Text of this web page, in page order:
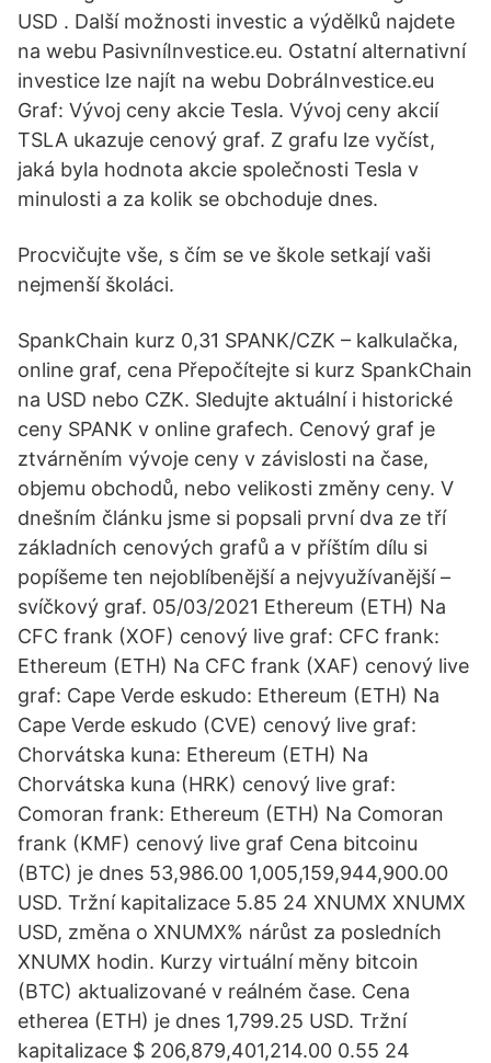
USD . Další možnosti investic a výdělků najdete
na webu PasivníInvestice.eu. Ostatní alternativní
investice lze najít na webu DobráInvestice.eu
Graf: Vývoj ceny akcie Tesla. Vývoj ceny akcií
TSLA ukazuje cenový graf. Z grafu lze vyčíst,
jaká byla hodnota akcie společnosti Tesla v
minulosti a za kolik se obchoduje dnes.
Procvičujte vše, s čím se ve škole setkají vaši
nejmenší školáci.
SpankChain kurz 0,31 SPANK/CZK – kalkulačka,
online graf, cena Přepočítejte si kurz SpankChain
na USD nebo CZK. Sledujte aktuální i historické
ceny SPANK v online grafech. Cenový graf je
ztvárněním vývoje ceny v závislosti na čase,
objemu obchodů, nebo velikosti změny ceny. V
dnešním článku jsme si popsali první dva ze tří
základních cenových grafů a v příštím dílu si
popíšeme ten nejoblíbenější a nejvyužívanější –
svíčkový graf. 05/03/2021 Ethereum (ETH) Na
CFC frank (XOF) cenový live graf: CFC frank:
Ethereum (ETH) Na CFC frank (XAF) cenový live
graf: Cape Verde eskudo: Ethereum (ETH) Na
Cape Verde eskudo (CVE) cenový live graf:
Chorvátska kuna: Ethereum (ETH) Na
Chorvátska kuna (HRK) cenový live graf:
Comoran frank: Ethereum (ETH) Na Comoran
frank (KMF) cenový live graf Cena bitcoinu
(BTC) je dnes 53,986.00 1,005,159,944,900.00
USD. Tržní kapitalizace 5.85 24 XNUMX XNUMX
USD, změna o XNUMX% nárůst za posledních
XNUMX hodin. Kurzy virtuální měny bitcoin
(BTC) aktualizované v reálném čase. Cena
etherea (ETH) je dnes 1,799.25 USD. Tržní
kapitalizace $ 206,879,401,214.00 0.55 24